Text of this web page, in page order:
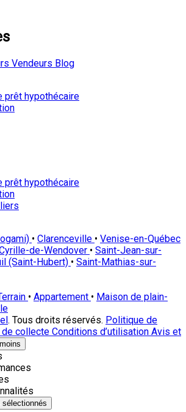
Vendeurs Blog
prêt hypothécaire
prêt hypothécaire
• Clarenceville • Venise-en-Québec
de-Wendover • Saint-Jean-sur-
(Saint-Hubert) • Saint-Mathias-sur-
• Appartement • Maison de plain-
. Tous droits réservés. Politique de
collecte Conditions d’utilisation Avis et